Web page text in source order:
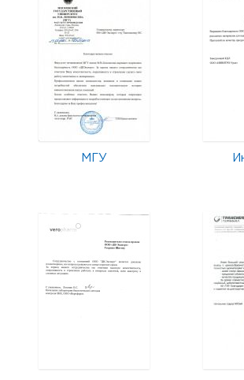
МГУ